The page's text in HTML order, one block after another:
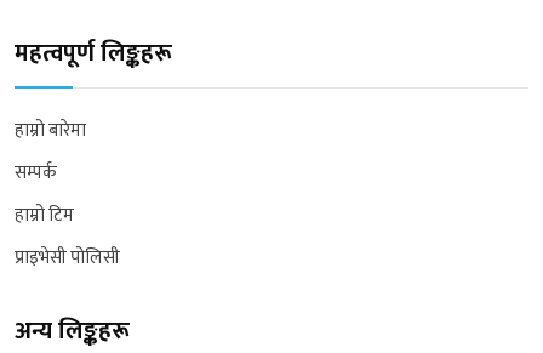
महत्वपूर्ण लिङ्कहरू
हाम्रो बारेमा
सम्पर्क
हाम्रो टिम
प्राइभेसी पोलिसी
अन्य लिङ्कहरू